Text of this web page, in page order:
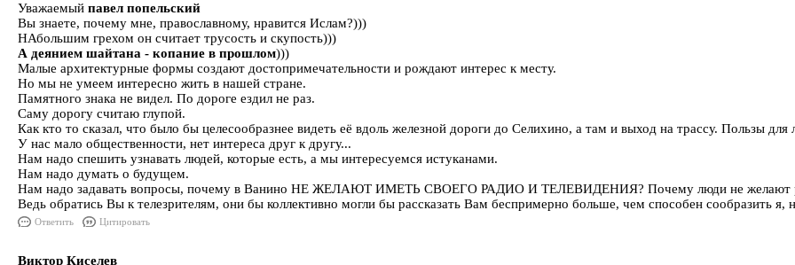
Уважаемый павел попельский
Вы знаете, почему мне, православному, нравится Ислам?)))
НАбольшим грехом он считает трусость и скупость)))
А деянием шайтана - копание в прошлом)))
Малые архитектурные формы создают достопримечательности и рождают интерес к месту.
Но мы не умеем интересно жить в нашей стране.
Памятного знака не видел. По дороге ездил не раз.
Саму дорогу считаю глупой.
Как кто то сказал, что было бы целесообразнее видеть её вдоль железной дороги до Селихино, а там и выход на трассу. Пользы
У нас мало общественности, нет интереса друг к другу...
Нам надо спешить узнавать людей, которые есть, а мы интересуемся истуканами.
Нам надо думать о будущем.
Нам надо задавать вопросы, почему в Ванино НЕ ЖЕЛАЮТ ИМЕТЬ СВОЕГО РАДИО И ТЕЛЕВИДЕНИЯ? Почему люди не желают
Ведь обратись Вы к телезрителям, они бы коллективно могли бы рассказать Вам беспримерно больше, чем способен сообразить
Ответить Цитировать
Виктор Киселев